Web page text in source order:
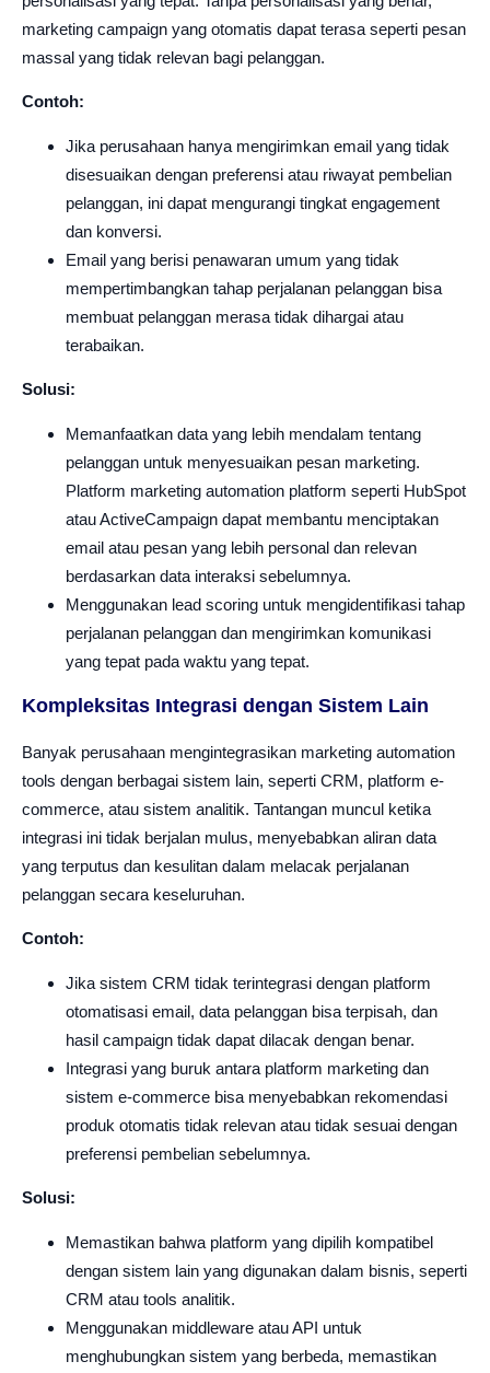
marketing campaign yang otomatis dapat terasa seperti pesan
massal yang tidak relevan bagi pelanggan.
Contoh:
Jika perusahaan hanya mengirimkan email yang tidak
disesuaikan dengan preferensi atau riwayat pembelian
pelanggan, ini dapat mengurangi tingkat engagement
dan konversi.
Email yang berisi penawaran umum yang tidak
mempertimbangkan tahap perjalanan pelanggan bisa
membuat pelanggan merasa tidak dihargai atau
terabaikan.
Solusi:
Memanfaatkan data yang lebih mendalam tentang
pelanggan untuk menyesuaikan pesan marketing.
Platform marketing automation platform seperti HubSpot
atau ActiveCampaign dapat membantu menciptakan
email atau pesan yang lebih personal dan relevan
berdasarkan data interaksi sebelumnya.
Menggunakan lead scoring untuk mengidentifikasi tahap
perjalanan pelanggan dan mengirimkan komunikasi
yang tepat pada waktu yang tepat.
Kompleksitas Integrasi dengan Sistem Lain
Banyak perusahaan mengintegrasikan marketing automation
tools dengan berbagai sistem lain, seperti CRM, platform e-
commerce, atau sistem analitik. Tantangan muncul ketika
integrasi ini tidak berjalan mulus, menyebabkan aliran data
yang terputus dan kesulitan dalam melacak perjalanan
pelanggan secara keseluruhan.
Contoh:
Jika sistem CRM tidak terintegrasi dengan platform
otomatisasi email, data pelanggan bisa terpisah, dan
hasil campaign tidak dapat dilacak dengan benar.
Integrasi yang buruk antara platform marketing dan
sistem e-commerce bisa menyebabkan rekomendasi
produk otomatis tidak relevan atau tidak sesuai dengan
preferensi pembelian sebelumnya.
Solusi:
Memastikan bahwa platform yang dipilih kompatibel
dengan sistem lain yang digunakan dalam bisnis, seperti
CRM atau tools analitik.
Menggunakan middleware atau API untuk
menghubungkan sistem yang berbeda, memastikan